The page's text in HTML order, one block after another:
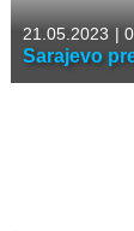
21.05.2023 |
Sarajevo